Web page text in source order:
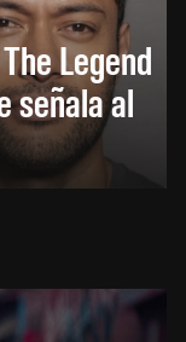
Legend
señala al